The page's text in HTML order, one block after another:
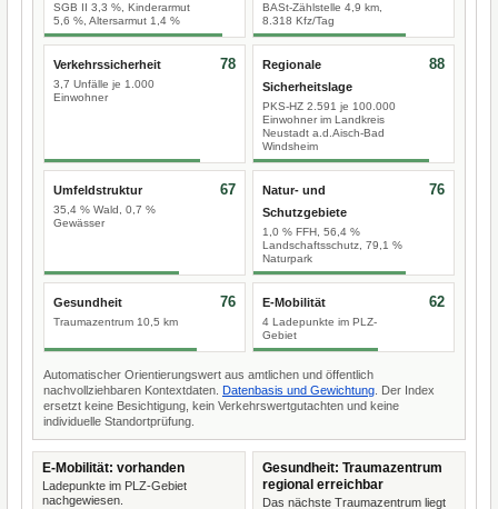
SGB II 3,3 %, Kinderarmut
5,6 %, Altersarmut 1,4 %
BASt-Zählstelle 4,9 km,
8.318 Kfz/Tag
Verkehrssicherheit
3,7 Unfälle je 1.000
Einwohner
78
Regionale
Sicherheitslage
PKS-HZ 2.591 je 100.000
Einwohner im Landkreis
Neustadt a.d.Aisch-Bad
Windsheim
88
Umfeldstruktur
35,4 % Wald, 0,7 %
Gewässer
67
Natur- und
Schutzgebiete
1,0 % FFH, 56,4 %
Landschaftsschutz, 79,1 %
Naturpark
76
Gesundheit
Traumazentrum 10,5 km
76 E-Mobilität
4 Ladepunkte im PLZ-
Gebiet
62
Automatischer Orientierungswert aus amtlichen und öffentlich
nachvollziehbaren Kontextdaten. Datenbasis und Gewichtung . Der Index
ersetzt keine Besichtigung, kein Verkehrswertgutachten und keine
individuelle Standortprüfung.
E-Mobilität: vorhanden
Ladepunkte im PLZ-Gebiet
nachgewiesen.
Gesundheit: Traumazentrum
regional erreichbar
Das nächste Traumazentrum liegt